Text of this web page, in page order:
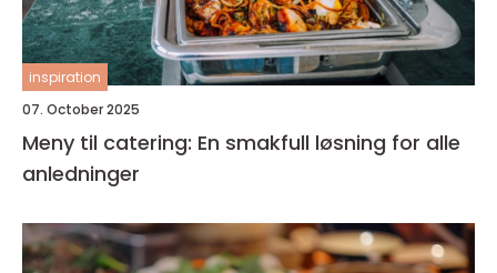
inspiration
07. October 2025
Meny til catering: En smakfull løsning for alle
anledninger